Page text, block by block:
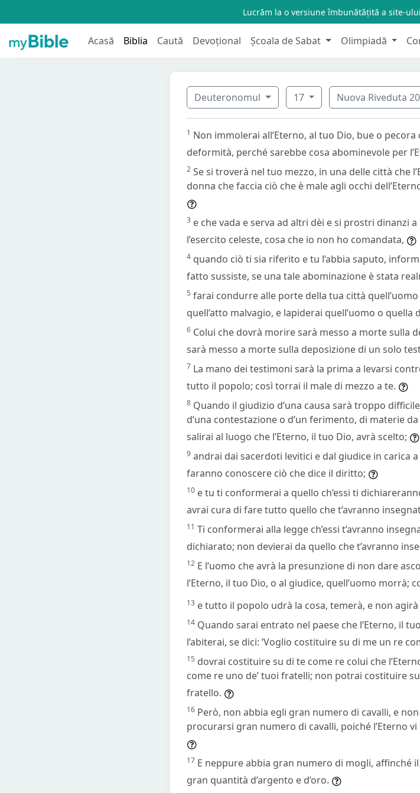
Lucrăm la o versiune îmbunătățită a site-
Acasă Biblia Caută Devoțional Școala de Sabat Olimpiadă
Deuteronomul 17 Nuova Riveduta
1 Non immolerai all’Eterno, al tuo Dio, bue o
deformità, perché sarebbe cosa abominevole per
2 Se si troverà nel tuo mezzo, in una delle città che
donna che faccia ciò che è male agli occhi
3 e che vada e serva ad altri dèi e si prostri dinanzi
l’esercito celeste, cosa che io non ho comandata,
4 quando ciò ti sia riferito e tu l’abbia saputo,
fatto sussiste, se una tale abominazione è stata
5 farai condurre alle porte della tua città
quell’atto malvagio, e lapiderai quell’uomo o quella
6 Colui che dovrà morire sarà messo a morte sulla
sarà messo a morte sulla deposizione di un solo
7 La mano dei testimoni sarà la prima a levarsi
tutto il popolo; così torrai il male di mezzo a te.
8 Quando il giudizio d’una causa sarà troppo
d’una contestazione o d’un ferimento, di materie
salirai al luogo che l’Eterno, il tuo Dio, avrà scelto;
9 andrai dai sacerdoti levitici e dal giudice in carica
faranno conoscere ciò che dice il diritto;
10 e tu ti conformerai a quello ch’essi ti
avrai cura di fare tutto quello che t’avranno
11 Ti conformerai alla legge ch’essi t’avranno
dichiarato; non devierai da quello che t’avranno
12 E l’uomo che avrà la presunzione di non dare
l’Eterno, il tuo Dio, o al giudice, quell’uomo morrà;
13 e tutto il popolo udrà la cosa, temerà, e non
14 Quando sarai entrato nel paese che l’Eterno, il
l’abiterai, se dici: ‘Voglio costituire su di me un re
15 dovrai costituire su di te come re colui che
come re uno de’ tuoi fratelli; non potrai costituire
fratello.
16 Però, non abbia egli gran numero di cavalli, e
procurarsi gran numero di cavalli, poiché l’Eterno
17 E neppure abbia gran numero di mogli, affinché
gran quantità d’argento e d’oro.